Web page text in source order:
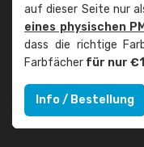
auf dieser Seite nur
eines physischen
dass die richtige
Farbfächer für nur
Info / Bestellung